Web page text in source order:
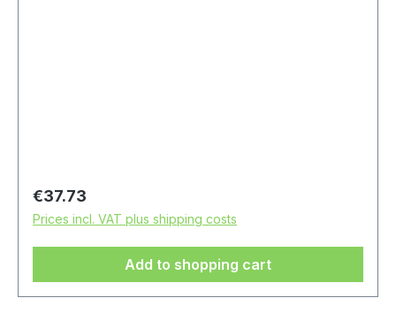
Regular price:
€37.73
Prices incl. VAT plus shipping costs
Add to shopping cart